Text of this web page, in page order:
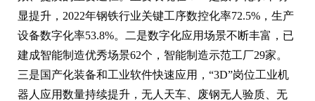
显提升，2022年钢铁行业关键工序数控化率72.5%，生产
设备数字化率53.8%。二是数字化应用场景不断丰富，已
建成智能制造优秀场景62个，智能制造示范工厂29家。
三是国产化装备和工业软件快速应用，“3D”岗位工业机
器人应用数量持续提升，无人天车、废钢无人验质、无